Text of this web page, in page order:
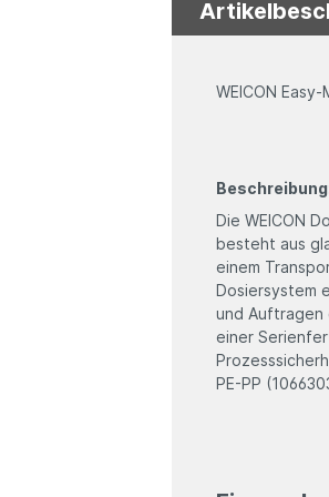
WEICON
Die WEICON
besteht aus
einem
Dosiersystem
und Auftragen
einer
PE-PP